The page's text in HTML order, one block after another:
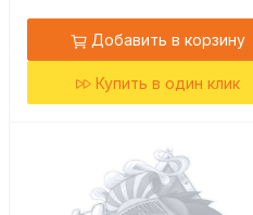
Добавить в корзину
Купить в один клик